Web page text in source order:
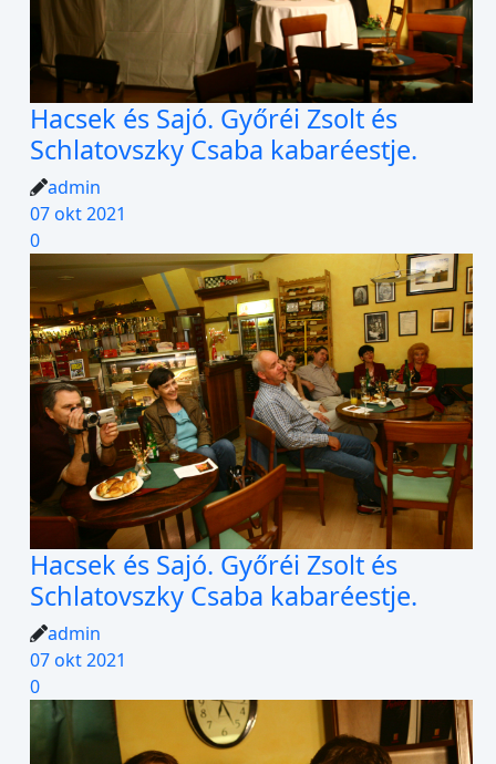
Hacsek és Sajó. Győréi Zsolt és
Schlatovszky Csaba kabaréestje.
admin
07 okt 2021
0
Hacsek és Sajó. Győréi Zsolt és
Schlatovszky Csaba kabaréestje.
admin
07 okt 2021
0